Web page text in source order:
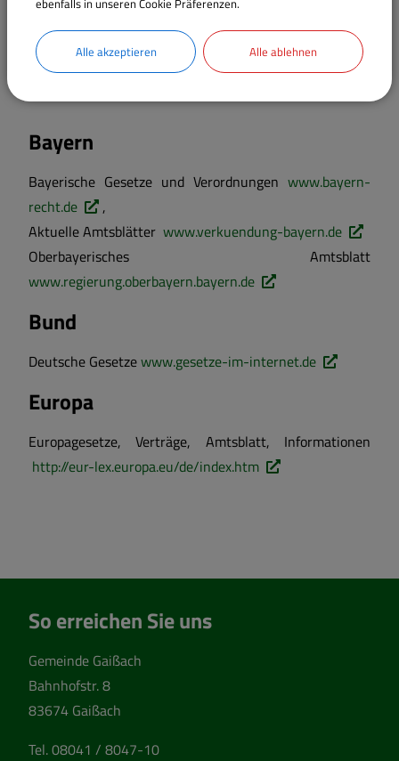
Bundesnotarkammer
www.bnotk.de
Gesetze
Bayern
Bayerische Gesetze und Verordnungen www.bayern-
recht.de
,
Aktuelle Amtsblätter www.verkuendung-bayern.de
Oberbayerisches Amtsblatt
www.regierung.oberbayern.bayern.de
Bund
Deutsche Gesetzewww.gesetze-im-internet.de
Europa
Europagesetze, Verträge, Amtsblatt, Informationen
http://eur-lex.europa.eu/de/index.htm
So erreichen Sie uns
Gemeinde Gaißach
Bahnhofstr. 8
83674 Gaißach
Tel.08041 / 8047-10
Alle akzeptieren Alle ablehnen